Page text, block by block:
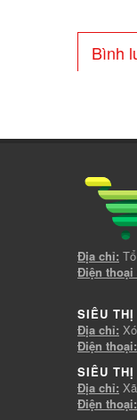
Bình
Địa chỉ:
Điện thoại
SIÊU
Địa chỉ:
Điện thoại:
SIÊU THỊ
Địa chỉ:
Điện thoại: